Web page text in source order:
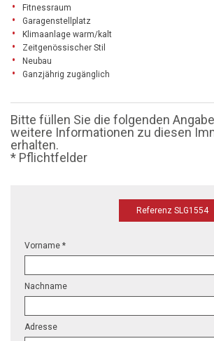
Fitnessraum
Garagenstellplatz
Klimaanlage warm/kalt
Zeitgenössischer Stil
Neubau
Ganzjährig zugänglich
Bitte füllen Sie die folgenden
weitere Informationen zu diesen
erhalten.
* Pflichtfelder
Referenz SLG1554
Vorname *
Nachname
Adresse